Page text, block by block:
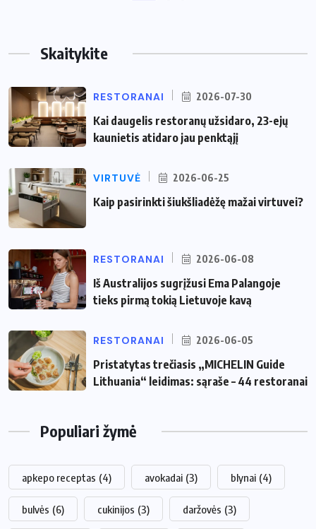
Skaitykite
RESTORANAI 2026-07-30
Kai daugelis restoranų užsidaro, 23-ejų
kaunietis atidaro jau penktąjį
VIRTUVĖ 2026-06-25
Kaip pasirinkti šiukšliadėžę mažai virtuvei?
RESTORANAI 2026-06-08
Iš Australijos sugrįžusi Ema Palangoje
tieks pirmą tokią Lietuvoje kavą
RESTORANAI 2026-06-05
Pristatytas trečiasis „MICHELIN Guide
Lithuania“ leidimas: sąraše – 44 restoranai
Populiari žymė
apkepo receptas (4) avokadai (3) blynai (4)
bulvės (6) cukinijos (3) daržovės (3)